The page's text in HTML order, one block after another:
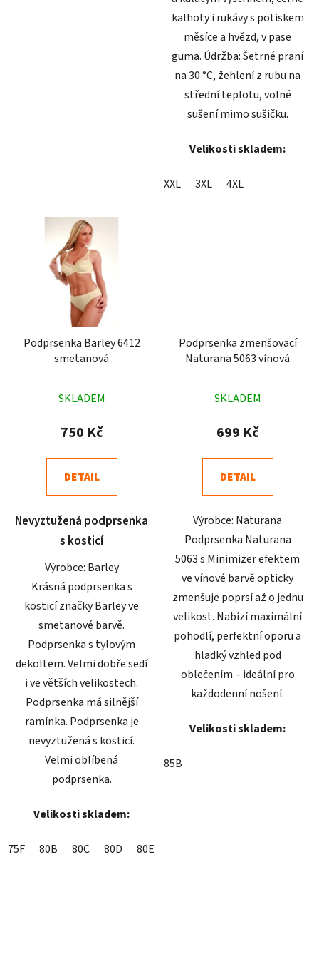
kalhoty i rukávy s potiskem
měsíce a hvězd, v pase
guma. Údržba: Šetrné praní
na 30 °C, žehlení z rubu na
střední teplotu, volné
sušení mimo sušičku.
Velikosti skladem:
XXL 3XL 4XL
Podprsenka Barley 6412
smetanová
hodnocení
produktu
4,1
z
hvězdiček.
SKLADEM
750 Kč
DETAIL
Nevyztužená podprsenka
s kosticí
Výrobce: Barley
Krásná podprsenka s
kosticí značky Barley ve
smetanové barvě.
Podprsenka s tylovým
dekoltem. Velmi dobře sedí
i ve větších velikostech.
Podprsenka má silnější
ramínka. Podprsenka je
nevyztužená s kosticí.
Velmi oblíbená
podprsenka.
Velikosti skladem:
75F 80B 80C 80D 80E
Podprsenka zmenšovací
Naturana 5063 vínová
hodnocení
produktu
5,0
z
hvězdiček.
SKLADEM
699 Kč
DETAIL
Výrobce: Naturana
Podprsenka Naturana
5063 s Minimizer efektem
ve vínové barvě opticky
zmenšuje poprsí až o jednu
velikost. Nabízí maximální
pohodlí, perfektní oporu a
hladký vzhled pod
oblečením – ideální pro
každodenní nošení.
Velikosti skladem:
85B